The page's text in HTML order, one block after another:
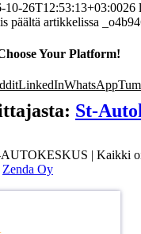
10-26T12:53:13+03:0026
päältä artikkelissa
Your Platform!
LinkedInWhatsApp
St-
| Kaikki
Zenda Oy